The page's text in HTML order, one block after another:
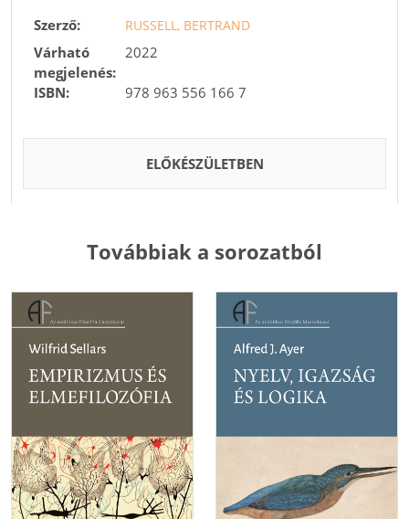
Szerző:
RUSSELL, BERTRAND
Várható
megjelenés:
2022
ISBN: 978 963 556 166 7
ELŐKÉSZÜLETBEN
Továbbiak a sorozatból